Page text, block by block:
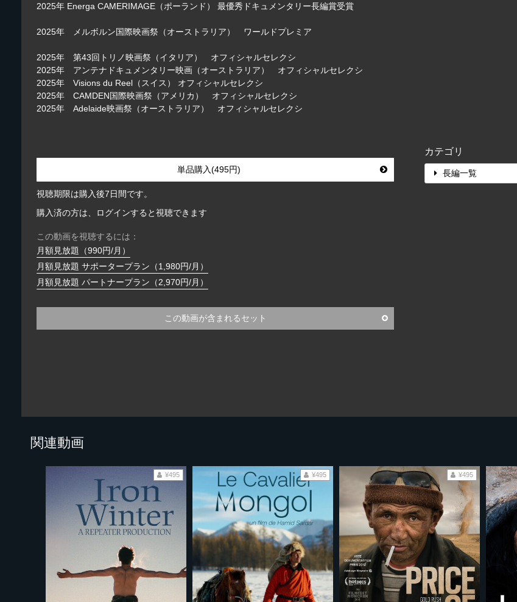
2025年 Energa CAMERIMAGE（ポーランド） 最優秀ドキュメンタリー長編賞受賞
2025年 メルボルン国際映画祭（オーストラリア） ワールドプレミア
2025年 第43回トリノ映画祭（イタリア） オフィシャルセレクシ
2025年 アンテナドキュメンタリー映画（オーストラリア） オフィシャルセレクシ
2025年 Visions du Reel（スイス） オフィシャルセレクシ
2025年 CAMDEN国際映画祭（アメリカ） オフィシャルセレクシ
2025年 Adelaide映画祭（オーストラリア） オフィシャルセレクシ
単品購入(495円)
視聴期限は購入後7日間です。
購入済の方は、ログインすると視聴できます
この動画を視聴するには：
月額見放題（990円/月）
月額見放題 サポータープラン（1,980円/月）
月額見放題 パートナープラン（2,970円/月）
この動画が含まれるセット
カテゴリ
長編一覧
関連動画
¥495 ¥495 ¥495